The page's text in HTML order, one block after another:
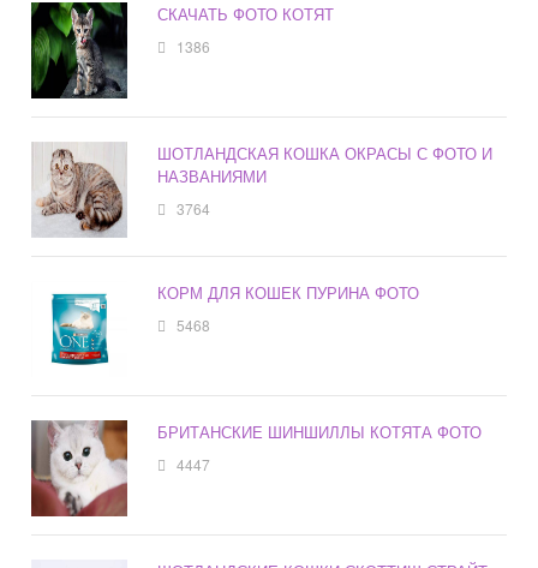
СКАЧАТЬ ФОТО КОТЯТ
1386
ШОТЛАНДСКАЯ КОШКА ОКРАСЫ С ФОТО И
НАЗВАНИЯМИ
3764
КОРМ ДЛЯ КОШЕК ПУРИНА ФОТО
5468
БРИТАНСКИЕ ШИНШИЛЛЫ КОТЯТА ФОТО
4447